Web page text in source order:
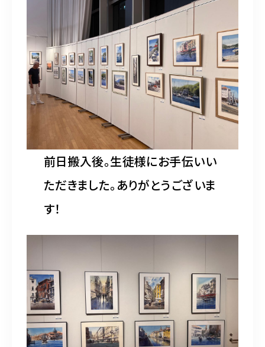
前日搬入後。生徒様にお手伝いい
ただきました。ありがとうございま
す！